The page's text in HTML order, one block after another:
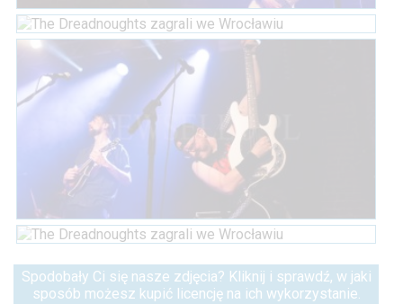
Spodobały Ci się nasze zdjęcia? Kliknij i sprawdź, w jaki
sposób możesz kupić licencję na ich wykorzystanie.